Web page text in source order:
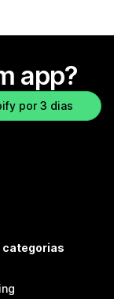
app?
por 3 dias
categorias